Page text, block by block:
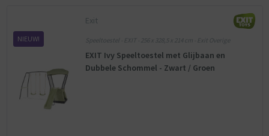
NIEUW!
Exit
Speeltoestel - EXIT - 256 x 328,5 x 214 cm - Exit Overige
EXIT Ivy Speeltoestel met Glijbaan en
Dubbele Schommel - Zwart / Groen